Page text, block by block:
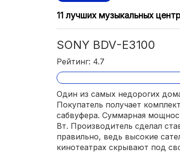
11 лучших музыкальных
SONY BDV-E3100
Рейтинг: 4.7
Один из самых недорогих
Покупатель получает
сабвуфера. Суммарная
Вт. Производитель сделал
правильно, ведь высокие
кинотеатрах скрывают под